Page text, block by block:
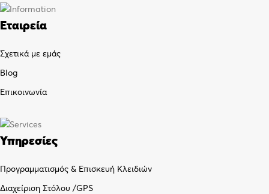
Εταιρεία
Σχετικά με εμάς
Blog
Επικοινωνία
Υπηρεσίες
Προγραμματισμός & Επισκευή Κλειδιών
Διαχείριση Στόλου /GPS